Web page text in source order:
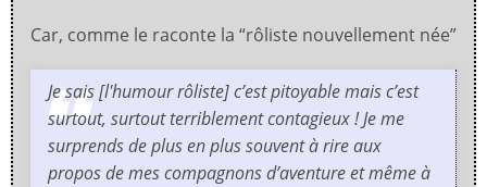
Car, comme le raconte la “rôliste nouvellement née”
Je sais [l'humour rôliste] c’est pitoyable mais c’est
surtout, surtout terriblement contagieux ! Je me
surprends de plus en plus souvent à rire aux
propos de mes compagnons d’aventure et même à